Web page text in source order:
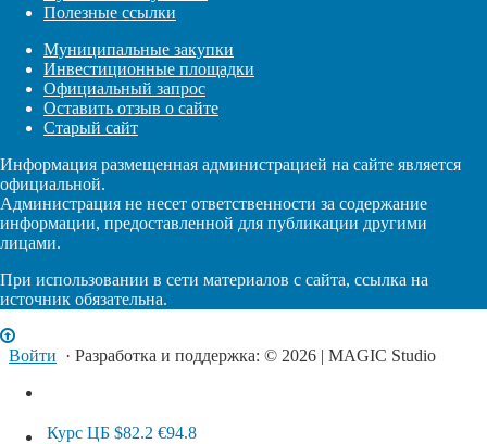
Полезные ссылки
Муниципальные закупки
Инвестиционные площадки
Официальный запрос
Оставить отзыв о сайте
Старый сайт
Информация размещенная администрацией на сайте является
официальной.
Администрация не несет ответственности за содержание
информации, предоставленной для публикации другими
лицами.
При использовании в сети материалов с сайта, ссылка на
источник обязательна.
Войти · Разработка и поддержка: © 2026 | MAGIC Studio
Курс ЦБ $82.2 €94.8